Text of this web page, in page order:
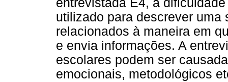
entrevistada E4, a
utilizado para descrever uma
relacionados à maneira em
e envia informações. A
escolares podem ser
emocionais, metodológicos